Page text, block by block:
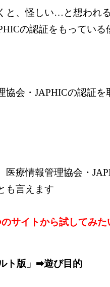
と、怪しい…と想われ
の認証をもっている
協会・JAPHICの認証
医療情報管理協会・
も言えます
サイトから試してみ
ト版」➡遊び目的